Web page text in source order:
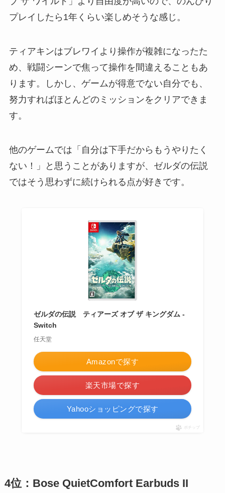
プレイしたら1年くらい楽しめそうな感じ。
ティアキンはブレワイより操作が複雑になったた
め、戦闘シーンで焦って操作を間違えることもあ
ります。しかし、ゲームが得意でない自分でも、
努力すればほとんどのミッションをクリアできま
す。
他のゲームでは「自分は下手だからもうやりたく
ない！」と思うことがありますが、ゼルダの伝説
ではそう思わずに続けられる点が好きです。
ゼルダの伝説 ティアーズ オブ ザ キングダム -
Switch
任天堂
Amazonで探す
楽天市場で探す
Yahooショッピングで探す
ポチップ
4位：Bose QuietComfort Earbuds II